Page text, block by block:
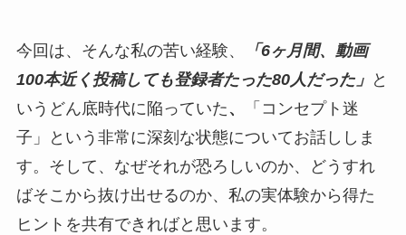
今回は、そんな私の苦い経験、
「6ヶ月間、動画
100本近く投稿しても登録者たった80人だった」 と
いうどん底時代に陥っていた 、
「コンセプト迷
子」という非常に深刻な状態についてお話ししま
す。そして、なぜそれが恐ろしいのか、どうすれ
ばそこから抜け出せるのか、私の実体験から得た
ヒントを共有できればと思います。